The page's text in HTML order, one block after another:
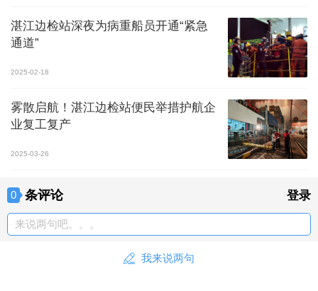
湛江边检站深夜为病重船员开通“紧急
通道”
2025-02-18
雾散启航！湛江边检站便民举措护航企
业复工复产
2025-03-26
0 条评论 登录
来说两句吧。。。
我来说两句